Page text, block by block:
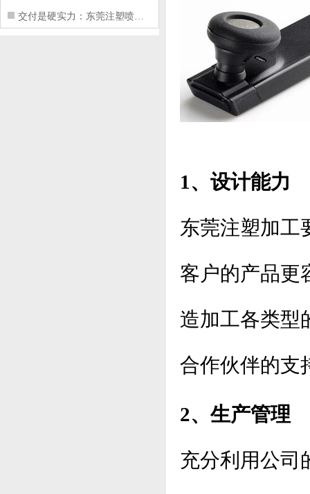
交付是硬实力：东莞注塑喷油厂如何用齐
1、设计能力
东莞注塑加工
客户的产品更
造加工各类型
合作伙伴的支
2、生产管理
充分利用公司